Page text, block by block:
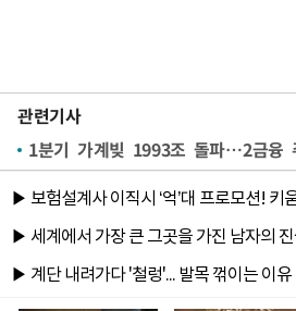
관련기사
1분기 가계빚 1993조 돌파…2금융